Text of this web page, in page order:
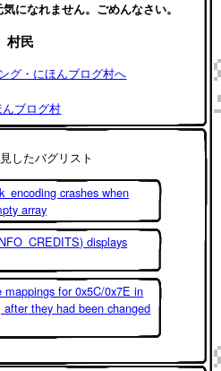
になれません。ごめんなさい。
村民
んブログ村
したバグリスト
crashes when
array
displays
mappings for 0x5C/0x7E in
they had been changed